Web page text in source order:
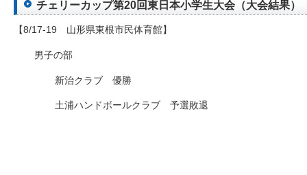
チェリーカップ第20回東日本小学生大会（大会結果）
【8/17-19 山形県東根市民体育館】
男子の部
新治クラブ 優勝
土浦ハンドボールクラブ 予選敗退